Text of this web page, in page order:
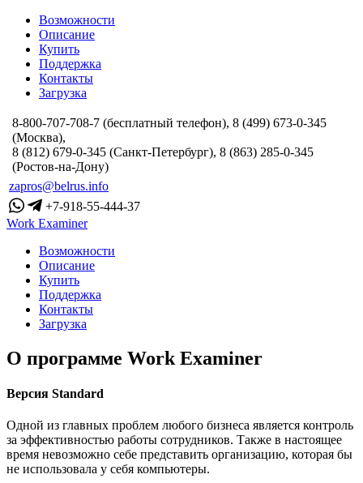
Возможности
Описание
Купить
Поддержка
Контакты
Загрузка
8-800-707-708-7 (бесплатный телефон), 8 (499) 673-0-345
(Москва),
8 (812) 679-0-345 (Санкт-Петербург), 8 (863) 285-0-345
(Ростов-на-Дону)
zapros@belrus.info
+7-918-55-444-37
Work Examiner
Возможности
Описание
Купить
Поддержка
Контакты
Загрузка
О программе Work Examiner
Версия Standard
Одной из главных проблем любого бизнеса является контроль
за эффективностью работы сотрудников. Также в настоящее
время невозможно себе представить организацию, которая бы
не использовала у себя компьютеры.